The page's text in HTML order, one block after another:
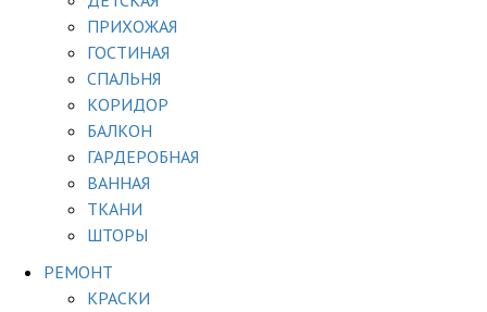
ПРИХОЖАЯ
ГОСТИНАЯ
СПАЛЬНЯ
КОРИДОР
БАЛКОН
ГАРДЕРОБНАЯ
ВАННАЯ
ТКАНИ
ШТОРЫ
РЕМОНТ
КРАСКИ